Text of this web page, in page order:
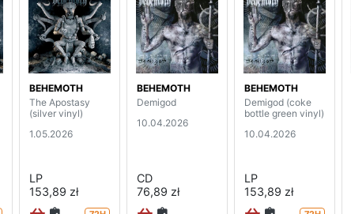
BEHEMOTH
The Apostasy
(silver vinyl)
1.05.2026
LP
153,89 zł
BEHEMOTH
Demigod
10.04.2026
CD
76,89 zł
BEHEMOTH
Demigod (coke
bottle green vinyl)
10.04.2026
LP
153,89 zł